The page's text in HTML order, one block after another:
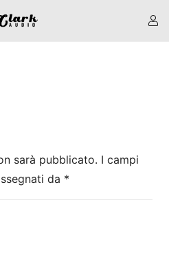
sarà pubblicato. I campi
da *